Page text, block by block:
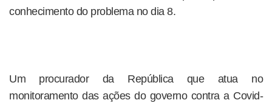
conhecimento do problema no dia 8.
Um procurador da República que atua no
monitoramento das ações do governo contra a Covid-